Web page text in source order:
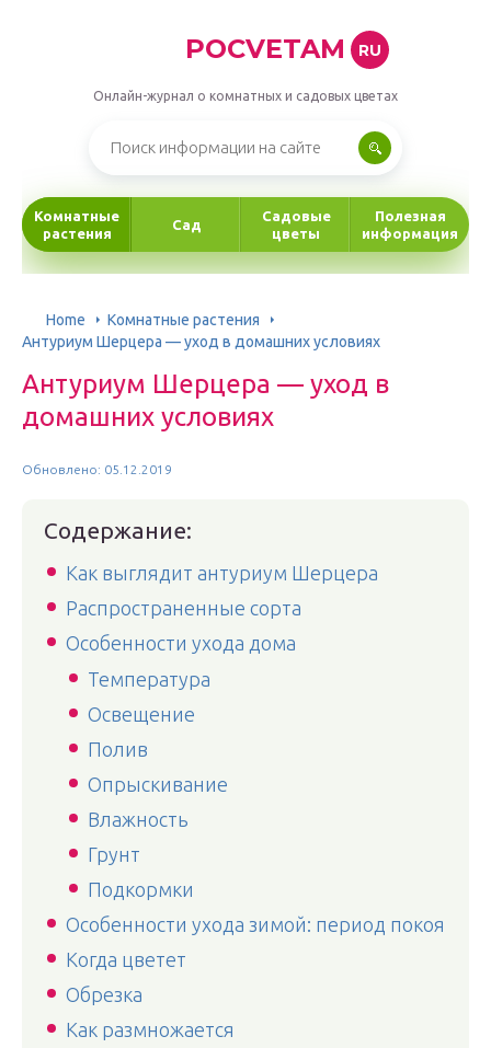
POCVETAM RU
Онлайн-журнал о комнатных и садовых цветах
Комнатные
растения
Сад
Садовые
цветы
Полезная
информация
Home
Комнатные растения
Антуриум Шерцера — уход в домашних условиях
Антуриум Шерцера — уход в
домашних условиях
Обновлено: 05.12.2019
Содержание:
Как выглядит антуриум Шерцера
Распространенные сорта
Особенности ухода дома
Температура
Освещение
Полив
Опрыскивание
Влажность
Грунт
Подкормки
Особенности ухода зимой: период покоя
Когда цветет
Обрезка
Как размножается